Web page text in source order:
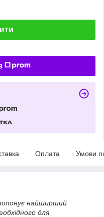
Оплата Умови
найширший
для